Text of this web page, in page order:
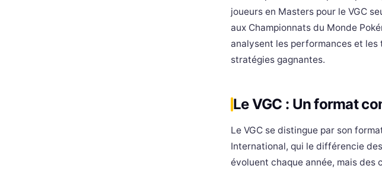
joueurs en Masters pour le VGC
aux Championnats du Monde
analysent les performances et
stratégies gagnantes.
Le VGC : Un format
Le VGC se distingue par son
International, qui le différencie
évoluent chaque année, mais des